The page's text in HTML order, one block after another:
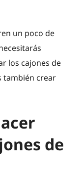
un poco de
los cajones de
también crear
de